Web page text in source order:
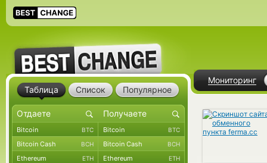
Мониторинг
Таблица Список Популярное
Bitcoin BTC Bitcoin BTC
Bitcoin Cash BCH Bitcoin Cash BCH
Ethereum ETH Ethereum ETH